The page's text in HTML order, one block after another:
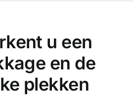
u een
en de
plekken